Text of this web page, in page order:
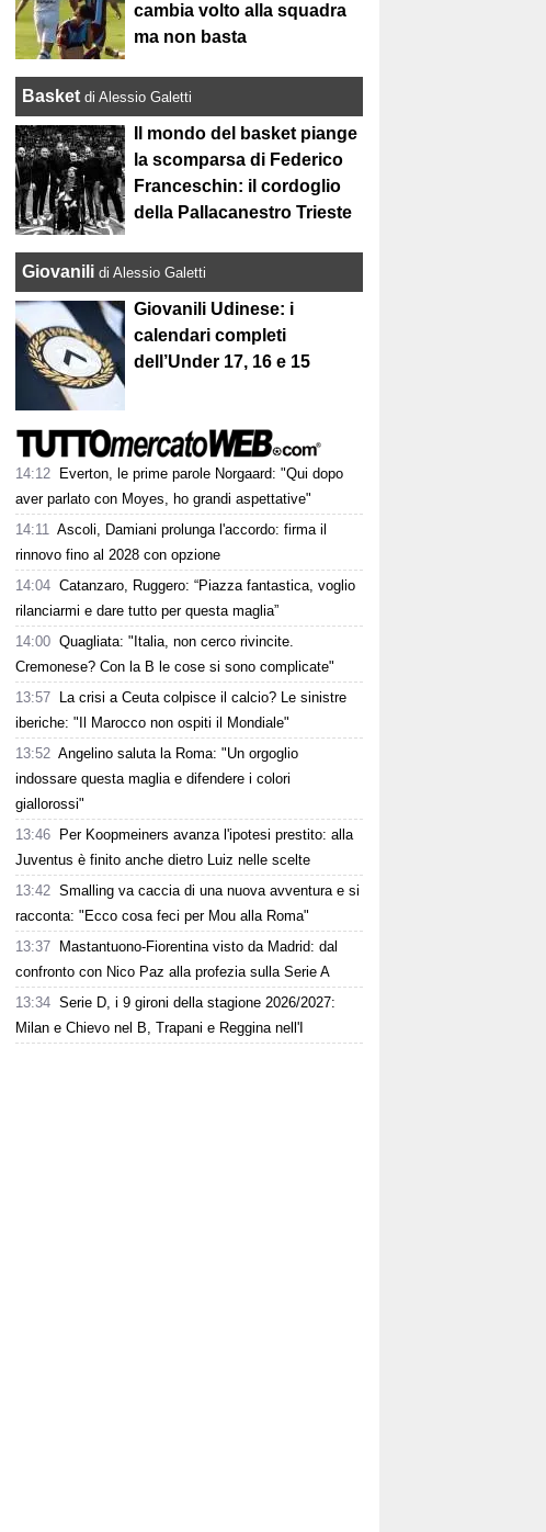
cambia volto alla squadra
ma non basta
Basket di Alessio Galetti
Il mondo del basket piange
la scomparsa di Federico
Franceschin: il cordoglio
della Pallacanestro Trieste
Giovanili di Alessio Galetti
Giovanili Udinese: i
calendari completi
dell’Under 17, 16 e 15
14:12
Everton, le prime parole Norgaard: "Qui dopo
aver parlato con Moyes, ho grandi aspettative"
14:11 Ascoli, Damiani prolunga l'accordo: firma il
rinnovo fino al 2028 con opzione
14:04 Catanzaro, Ruggero: “Piazza fantastica, voglio
rilanciarmi e dare tutto per questa maglia”
14:00 Quagliata: "Italia, non cerco rivincite.
Cremonese? Con la B le cose si sono complicate"
13:57
La crisi a Ceuta colpisce il calcio? Le sinistre
iberiche: "Il Marocco non ospiti il Mondiale"
13:52 Angelino saluta la Roma: "Un orgoglio
indossare questa maglia e difendere i colori
giallorossi"
13:46
Per Koopmeiners avanza l'ipotesi prestito: alla
Juventus è finito anche dietro Luiz nelle scelte
13:42 Smalling va caccia di una nuova avventura e si
racconta: "Ecco cosa feci per Mou alla Roma"
13:37
Mastantuono-Fiorentina visto da Madrid: dal
confronto con Nico Paz alla profezia sulla Serie A
13:34 Serie D, i 9 gironi della stagione 2026/2027:
Milan e Chievo nel B, Trapani e Reggina nell'I